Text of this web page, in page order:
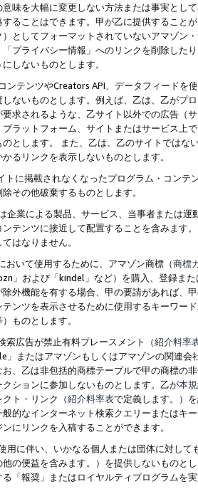
味を大幅に変更しない方法または事実とし
ることはできます。甲が乙に提供すること
としてフォーマットされていないアマゾン
プライバシー情報」へのリンクを削除した
しないものとします。
ンテンツやCreators API、データフィード
ないものとします。例えば、乙は、乙がプ
求されるような、乙サイト以外での広告（
ラットフォーム、サイトまたはサービス上
とします。 また、乙は、乙のサイトでは
るリンクを表示しないものとします。
トに掲載されなくなったプログラム・コン
その他破棄するものとします。
企業による製品、サービス、当事者または
テンツに接近して配置することを含みます
てはなりません。
おいて使用するために、アマゾン商標（商標
」および「kindel」など）を購入、登録ま
外機能を有する場合、甲の要請があれば、
ンツを表示させるために使用するキーワー
ものとします。
索広告が禁止有料プレースメント（紹介料率
」またはアマゾンもしくはアマゾンの関連
、乙は非包括的商標テーブルで甲の商標の
クションに参加しないものとします。乙が本
ト・リンク（紹介料率表で定義します。）
的なインターネット検索クエリーまたはキ
にリンクを入稿することができます。
用に伴い、いかなる個人または団体に対し
の便益を含みます。）を提供しないものと
「報奨」またはロイヤルティプログラムを